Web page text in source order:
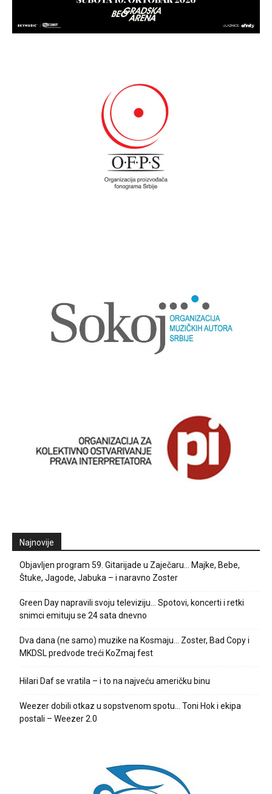
Najnovije
Objavljen program 59. Gitarijade u Zaječaru… Majke, Bebe,
Štuke, Jagode, Jabuka – i naravno Zoster
Green Day napravili svoju televiziju… Spotovi, koncerti i retki
snimci emituju se 24 sata dnevno
Dva dana (ne samo) muzike na Kosmaju… Zoster, Bad Copy i
MKDSL predvode treći KoZmaj fest
Hilari Daf se vratila – i to na najveću američku binu
Weezer dobili otkaz u sopstvenom spotu… Toni Hok i ekipa
postali – Weezer 2.0